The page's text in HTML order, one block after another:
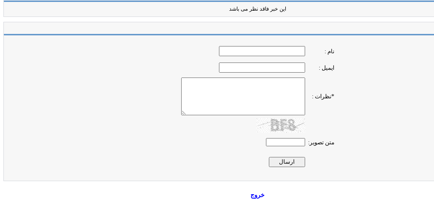
این خبر فاقد نظر می باشد
نام :
ایمیل :
*نظرات :
متن تصویر:
خروج